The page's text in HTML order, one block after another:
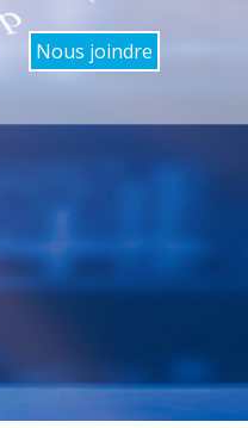
Nous joindre